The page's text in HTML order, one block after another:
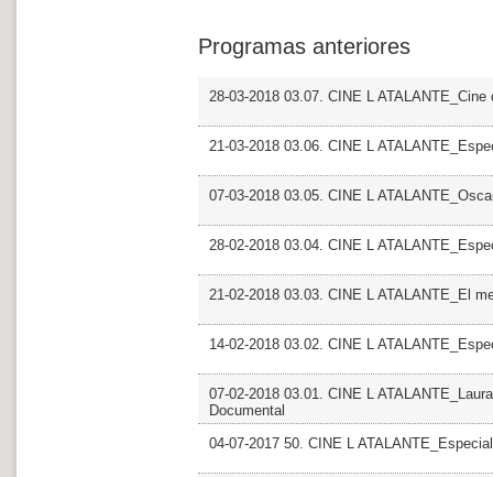
Programas anteriores
28-03-2018 03.07. CINE L
21-03-2018 03.06. CINE L
07-03-2018 03.05. CINE L
28-02-2018 03.04. CINE L
21-02-2018 03.03. CINE L ATALANTE_El
14-02-2018 03.02. CINE L
07-02-2018 03.01. CINE L
Documental
04-07-2017 50. CINE L